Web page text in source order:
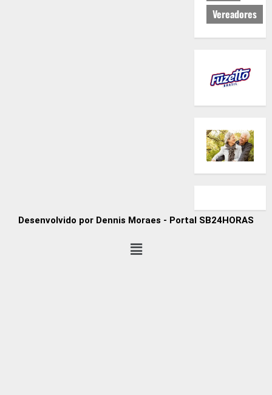
Vereadores
Desenvolvido por Dennis Moraes - Portal SB24HORAS